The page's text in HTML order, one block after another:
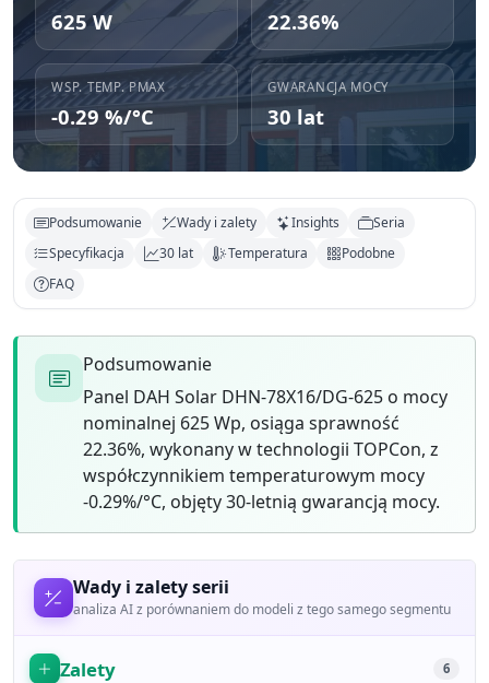
625 W 22.36%
WSP. TEMP. PMAX
-0.29 %/°C
GWARANCJA MOCY
30 lat
Podsumowanie Wady i zalety Insights
Seria
Specyfikacja
30 lat Temperatura
Podobne
FAQ
Podsumowanie
Panel DAH Solar DHN-78X16/DG-625 o mocy
nominalnej 625 Wp, osiąga sprawność
22.36%, wykonany w technologii TOPCon, z
współczynnikiem temperaturowym mocy
-0.29%/°C, objęty 30-letnią gwarancją mocy.
Wady i zalety serii
analiza AI z porównaniem do modeli z tego samego segmentu
Zalety 6